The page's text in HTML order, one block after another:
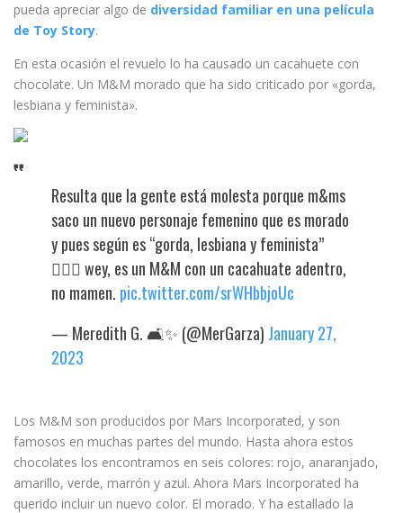
pueda apreciar algo de diversidad familiar en una película
de Toy Story.
En esta ocasión el revuelo lo ha causado un cacahuete con
chocolate. Un M&M morado que ha sido criticado por «gorda,
lesbiana y feminista».
Resulta que la gente está molesta porque m&ms
saco un nuevo personaje femenino que es morado
y pues según es “gorda, lesbiana y feminista”
🤦🏽‍♀️ wey, es un M&M con un cacahuate adentro,
no mamen. pic.twitter.com/srWHbbjoUc
— Meredith G. 🛋️✨ (@MerGarza) January 27,
2023
Los M&M son producidos por Mars Incorporated, y son
famosos en muchas partes del mundo. Hasta ahora estos
chocolates los encontramos en seis colores: rojo, anaranjado,
amarillo, verde, marrón y azul. Ahora Mars Incorporated ha
querido incluir un nuevo color. El morado. Y ha estallado la